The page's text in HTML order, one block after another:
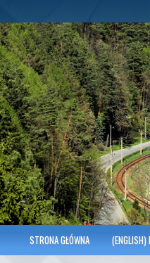
SITK RP
Polish Association of Engineers
GŁÓWNESTRONA GŁÓWNA (ENGLISH)